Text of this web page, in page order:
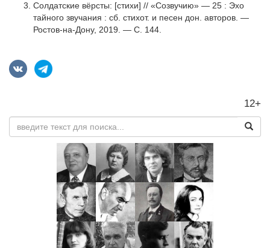
Солдатские вёрсты: [стихи] // «Созвучию» — 25 : Эхо
тайного звучания : сб. стихот. и песен дон. авторов. —
Ростов-на-Дону, 2019. — С. 144.
12+